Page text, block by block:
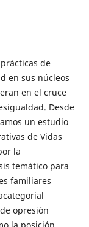
de
en sus núcleos
en el cruce
Desde
un estudio
de Vidas
la
temático para
familiares
opresión